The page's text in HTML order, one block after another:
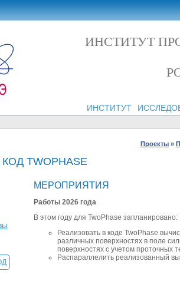
ИНСТИТУТ
ИНСТИТУТ
Проекты »
TWOPHASE
МЕРОПРИЯТИЯ
Работы 2026 года
В этом году для TwoPhase запланировано:
Реализовать в коде TwoPhase
различных поверхностях в поле
поверхностях с учетом проточных
Распараллелить реализованный